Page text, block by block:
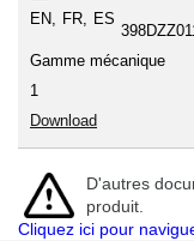
EN
FR ES
Gamme mécanique
1
Download
D'autres
produit.
Cliquez ici pour